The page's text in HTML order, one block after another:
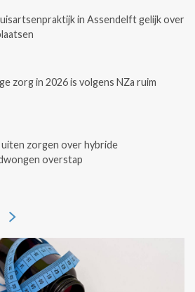
in Assendelft gelijk over
zorg in 2026 is volgens NZa ruim
zorgen over hybride
overstap